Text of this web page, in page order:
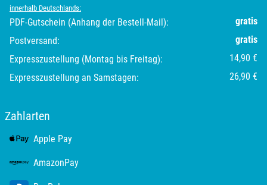
innerhalb Deutschlands:
PDF-Gutschein (Anhang der Bestell-Mail):
gratis
Postversand:
gratis
Expresszustellung (Montag bis Freitag):
14,90 €
Expresszustellung an Samstagen:
26,90 €
Zahlarten
Apple Pay
AmazonPay
Magdeburg
Main-Kinzig-Kreis
Mainz
Mannheim
Mecklenburgische Seenplatte